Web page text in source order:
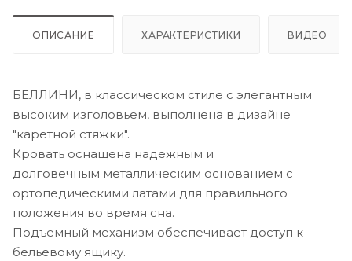
ОПИСАНИЕ ХАРАКТЕРИСТИКИ ВИДЕО
БЕЛЛИНИ, в классическом стиле с элегантным
высоким изголовьем, выполнена в дизайне
"каретной стяжки".
Кровать оснащена надежным и
долговечным металлическим основанием с
ортопедическими латами для правильного
положения во время сна.
Подъемный механизм обеспечивает доступ к
бельевому ящику.